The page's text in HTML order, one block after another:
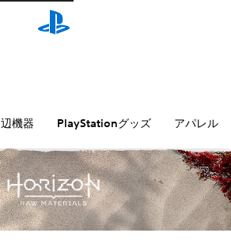
機器 PlayStationグッズ アパレル